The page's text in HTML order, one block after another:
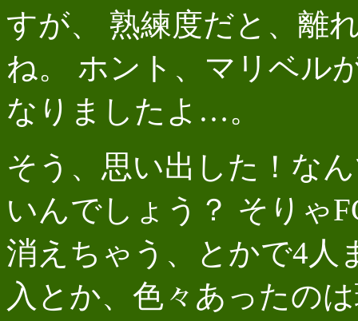
すが、 熟練度だと、離
ね。 ホント、マリベル
なりましたよ…。
そう、思い出した！な
いんでしょう？ そりゃ
消えちゃう、とかで4人
入とか、色々あったの